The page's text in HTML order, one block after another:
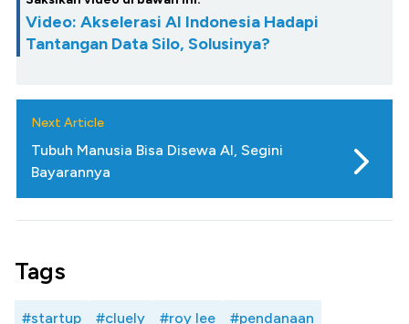
Video: Akselerasi AI Indonesia Hadapi
Tantangan Data Silo, Solusinya?
Next Article
Tubuh Manusia Bisa Disewa AI, Segini
Bayarannya
Tags
#startup #cluely #roy lee #pendanaan